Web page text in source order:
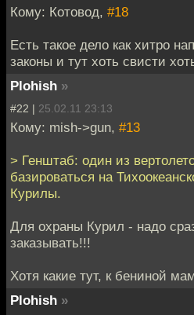
Кому: Котовод, #18
Есть такое дело как хитро
законы и тут хоть свисти
Plohish »
#22 | 25.02.11 23:13
Кому: mish->gun, #13
> Генштаб: один из
базироваться на
Курилы.
Для охраны Курил - надо
заказывать!!!
Хотя какие тут, к бениной
Plohish »